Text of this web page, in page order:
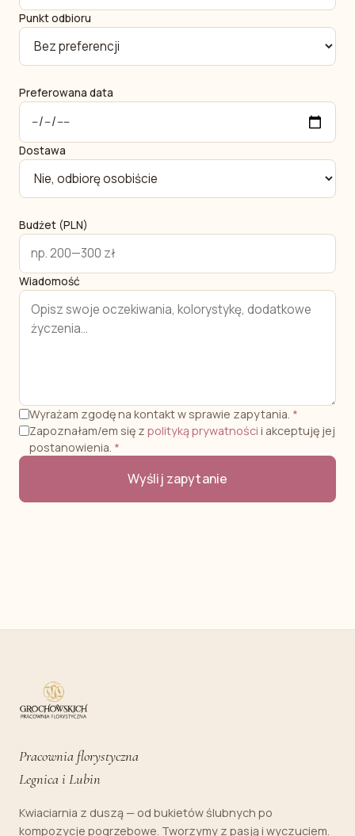
Punkt odbioru
Preferowana data
Dostawa
Budżet (PLN)
Wiadomość
Wyrażam zgodę na kontakt w sprawie zapytania. *
Zapoznałam/em się z polityką prywatności i akceptuję jej
postanowienia. *
Wyślij zapytanie
Pracownia florystyczna
Legnica i Lubin
Kwiaciarnia z duszą — od bukietów ślubnych po
kompozycje pogrzebowe. Tworzymy z pasją i wyczuciem.